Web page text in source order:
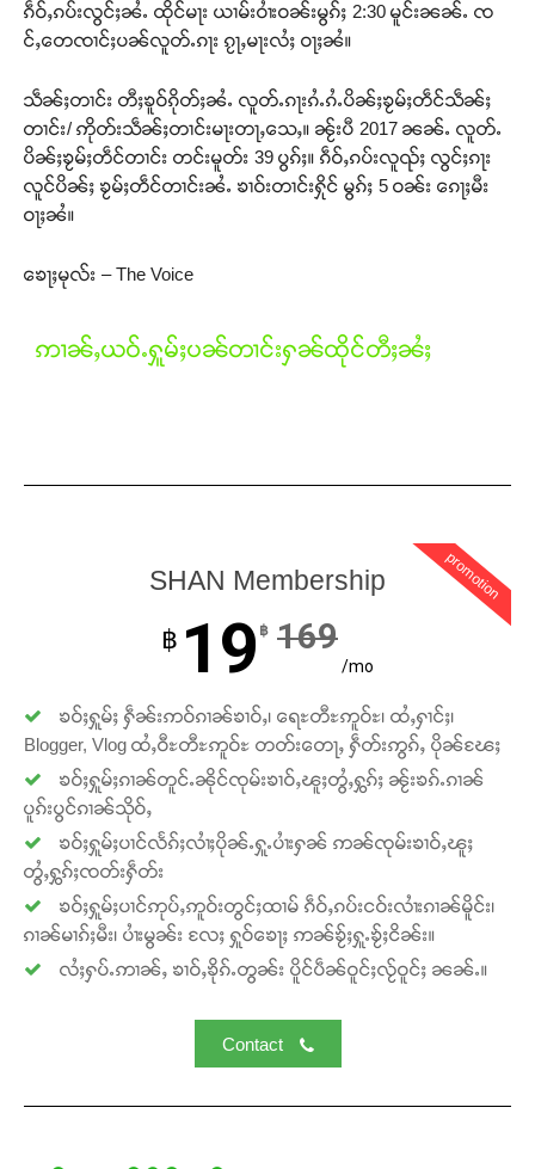
Support SHAN
တႃႇႁႂ်ႈသဵင်ၵၢင်ၸႂ်ၵူၼ်းမိူင်း ၵူႈတီႈၵူႈလႅၼ်ပေႃးတေၸွ
တ်ႇ တူဝ်ႈလုမ်ႈၾႃႉၼၼ်ႉ ၶဝ်ႈႁူမ်ႈၵမ်ႉထႅမ် ၸုမ်းၶၢ
ဝ်ႇၽူႈတွႆႇႁွၵ်ႈ လႆႈယူႇၶႃႈဢေႃႈ။
Donate Now
ၵဵဝ်ႇၵပ်းလွင်ႈၼႆႉ ထိုင်မႃး ယၢမ်းဝၢႆးဝၼ်းမွၵ်ႈ 2:30 မူင်းၼၼ်ႉ ၸ
င်ႇတေၸၢင်ႈပၼ်လူတ်ႉၵႃး ၵႂႃႇမႃးလႆႈ ဝႃႈၼႆ။
သဵၼ်ႈတၢင်း တီႈၶူဝ်ၵိုတ်ႈၼႆႉ လူတ်ႉၵႃးၵႆႉၵႆႉပိၼ်ႈၶႂမ်ႈတဵင်သဵၼ်ႈ
တၢင်း/ ဢိုတ်းသဵၼ်ႈတၢင်းမႃးတႃႇသေႇ။ ၼႂ်းပီ 2017 ၼၼ်ႉ လူတ်ႉ
ပိၼ်ႈၶႂမ်ႈတဵင်တၢင်း တင်းမူတ်း 39 ပွၵ်ႈ။ ၵဵဝ်ႇၵပ်းလူၺ်ႈ လွင်ႈၵႃး
လူင်ပိၼ်ႈ ၶႂမ်ႈတဵင်တၢင်းၼႆႉ ၶၢဝ်းတၢင်းႁိုင် မွၵ်ႈ 5 ဝၼ်း ၵေႃႈမီး
ဝႃႈၼႆ။
ၶေႃႈမုလ်း – The Voice
ဢၢၼ်ႇယဝ်ႉႁူမ်ႈပၼ်တၢင်းႁၼ်ထိုင်တီႈၼႆႈ
promotion
SHAN Membership
฿ 19 ฿ 169
/mo
ၶဝ်ႈႁူမ်ႈ ႁဵၼ်းဢဝ်ၵၢၼ်ၶၢဝ်ႇ၊ ရေႊတီႊဢူဝ်ႊ၊ ထႆႇႁၢင်ႈ၊
Blogger, Vlog ထႆႇဝီႊတီႊဢူဝ်ႊ တတ်းတေႃႇ ႁဵတ်းဢွၵ်ႇ ပိုၼ်ၽႄႈ
ၶဝ်ႈႁူမ်ႈၵၢၼ်တူင်ႉၼိုင်ၸုမ်းၶၢဝ်ႇၽူႈတွႆႇႁွၵ်ႈ ၼႂ်းၶၵ်ႉၵၢၼ်
ပူၵ်းပွင်ၵၢၼ်သိုဝ်ႇ
ၶဝ်ႈႁူမ်ႈပၢင်လႅၵ်ႈလၢႆႈပိုၼ်ႉႁူႉပၢႆးႁၼ် ဢၼ်ၸုမ်းၶၢဝ်ႇၽူႈ
တွႆႇႁွၵ်ႈၸတ်းႁဵတ်း
ၶဝ်ႈႁူမ်ႈပၢင်ဢုပ်ႇဢူဝ်းတွင်ႈထၢမ် ၵဵဝ်ႇၵပ်းငဝ်းလၢႆးၵၢၼ်မိူင်း၊
ၵၢၼ်မၢၵ်ႈမီး၊ ပၢႆးမွၼ်း လႄႈ ႁူဝ်ၶေႃႈ ဢၼ်ၶႂ်ႈႁူႉၶႂ်ႈငိၼ်း။
လႆႈႁပ်ႉဢၢၼ်ႇ ၶၢဝ်ႇၶိုၵ်ႉတွၼ်း ပိူင်ပဵၼ်ဝူင်ႈလႂ်ဝူင်ႈ ၼၼ်ႉ။
Contact